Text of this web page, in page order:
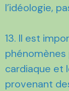
l’idéologie,
13. Il est
phénomènes
cardiaque et
provenant